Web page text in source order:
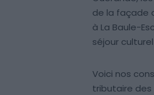
de la façade
à La Baule-
séjour
Voici nos
tributaire des